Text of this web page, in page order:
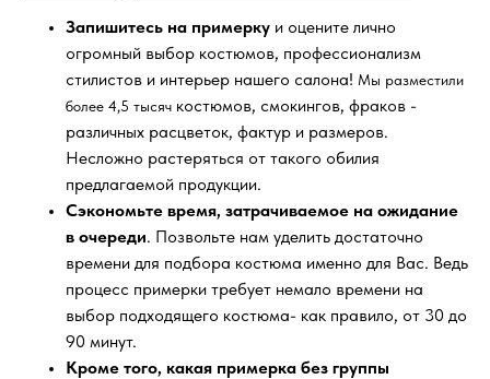
Запишитесь на примерку и оцените лично
огромный выбор костюмов, профессионализм
стилистов и интерьер нашего салона! Мы разместили
более 4,5 тысяч костюмов, смокингов, фраков -
различных расцветок, фактур и размеров.
Несложно растеряться от такого обилия
предлагаемой продукции.
Сэкономьте время, затрачиваемое на ожидание
в очереди. Позвольте нам уделить достаточно
времени для подбора костюма именно для Вас. Ведь
процесс примерки требует немало времени на
выбор подходящего костюма- как правило, от 30 до
90 минут.
Кроме того, какая примерка без группы